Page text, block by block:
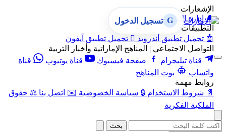
الإشعارات
🔔 إدارة الإشعارات
التطبيقات
🤖 تحميل تطبيق أندرويد  تحميل تطبيق آيفون
التواصل الاجتماعي | المناهج الإماراتية وأخبار التربية
قناة تيليجرام
صفحة فيسبوك قناة يوتيوب
قناة
واتساب
بوت المناهج
روابط مهمة
📄 شروط الاستخدام 🔒 سياسة الخصوصية ✉️ اتصل بنا ⚖️ حقوق
الملكية الفكرية
G تسجيل الدخول
بحث